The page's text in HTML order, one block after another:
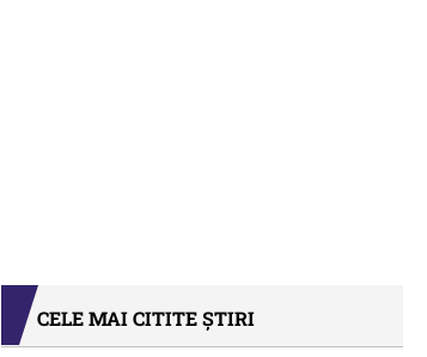
CELE MAI CITITE ȘTIRI